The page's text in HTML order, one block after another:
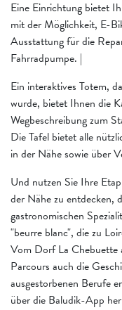
Eine Einrichtung bietet
mit der Möglichkeit, E-
Ausstattung für die
Fahrradpumpe. |
Ein interaktives Totem,
wurde, bietet Ihnen die
Wegbeschreibung zum
Die Tafel bietet alle
in der Nähe sowie über
Und nutzen Sie Ihre
der Nähe zu entdecken,
gastronomischen
"beurre blanc", die zu
Vom Dorf La Chebuette
Parcours auch die
ausgestorbenen Berufe
über die Baludik-App